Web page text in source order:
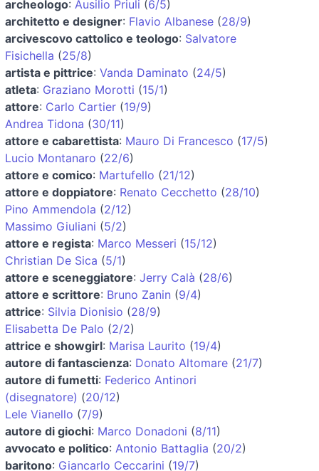
archeologo: Ausilio Priuli (6/5)
architetto e designer: Flavio Albanese (28/9)
arcivescovo cattolico e teologo: Salvatore
Fisichella (25/8)
artista e pittrice: Vanda Daminato (24/5)
atleta: Graziano Morotti (15/1)
attore: Carlo Cartier (19/9)
Andrea Tidona (30/11)
attore e cabarettista: Mauro Di Francesco (17/5)
Lucio Montanaro (22/6)
attore e comico: Martufello (21/12)
attore e doppiatore: Renato Cecchetto (28/10)
Pino Ammendola (2/12)
Massimo Giuliani (5/2)
attore e regista: Marco Messeri (15/12)
Christian De Sica (5/1)
attore e sceneggiatore: Jerry Calà (28/6)
attore e scrittore: Bruno Zanin (9/4)
attrice: Silvia Dionisio (28/9)
Elisabetta De Palo (2/2)
attrice e showgirl: Marisa Laurito (19/4)
autore di fantascienza: Donato Altomare (21/7)
autore di fumetti: Federico Antinori
(disegnatore) (20/12)
Lele Vianello (7/9)
autore di giochi: Marco Donadoni (8/11)
avvocato e politico: Antonio Battaglia (20/2)
baritono: Giancarlo Ceccarini (19/7)